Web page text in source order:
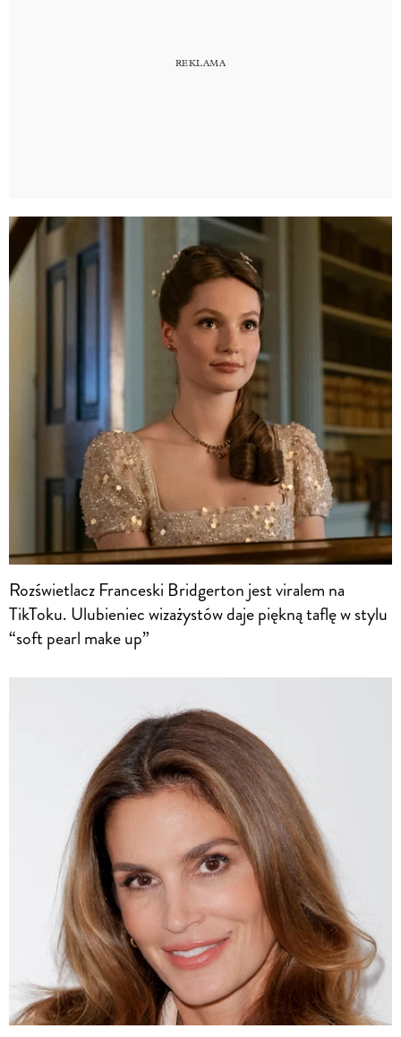
Rozświetlacz Franceski Bridgerton jest viralem na
TikToku. Ulubieniec wizażystów daje piękną taflę w stylu
“soft pearl make up”